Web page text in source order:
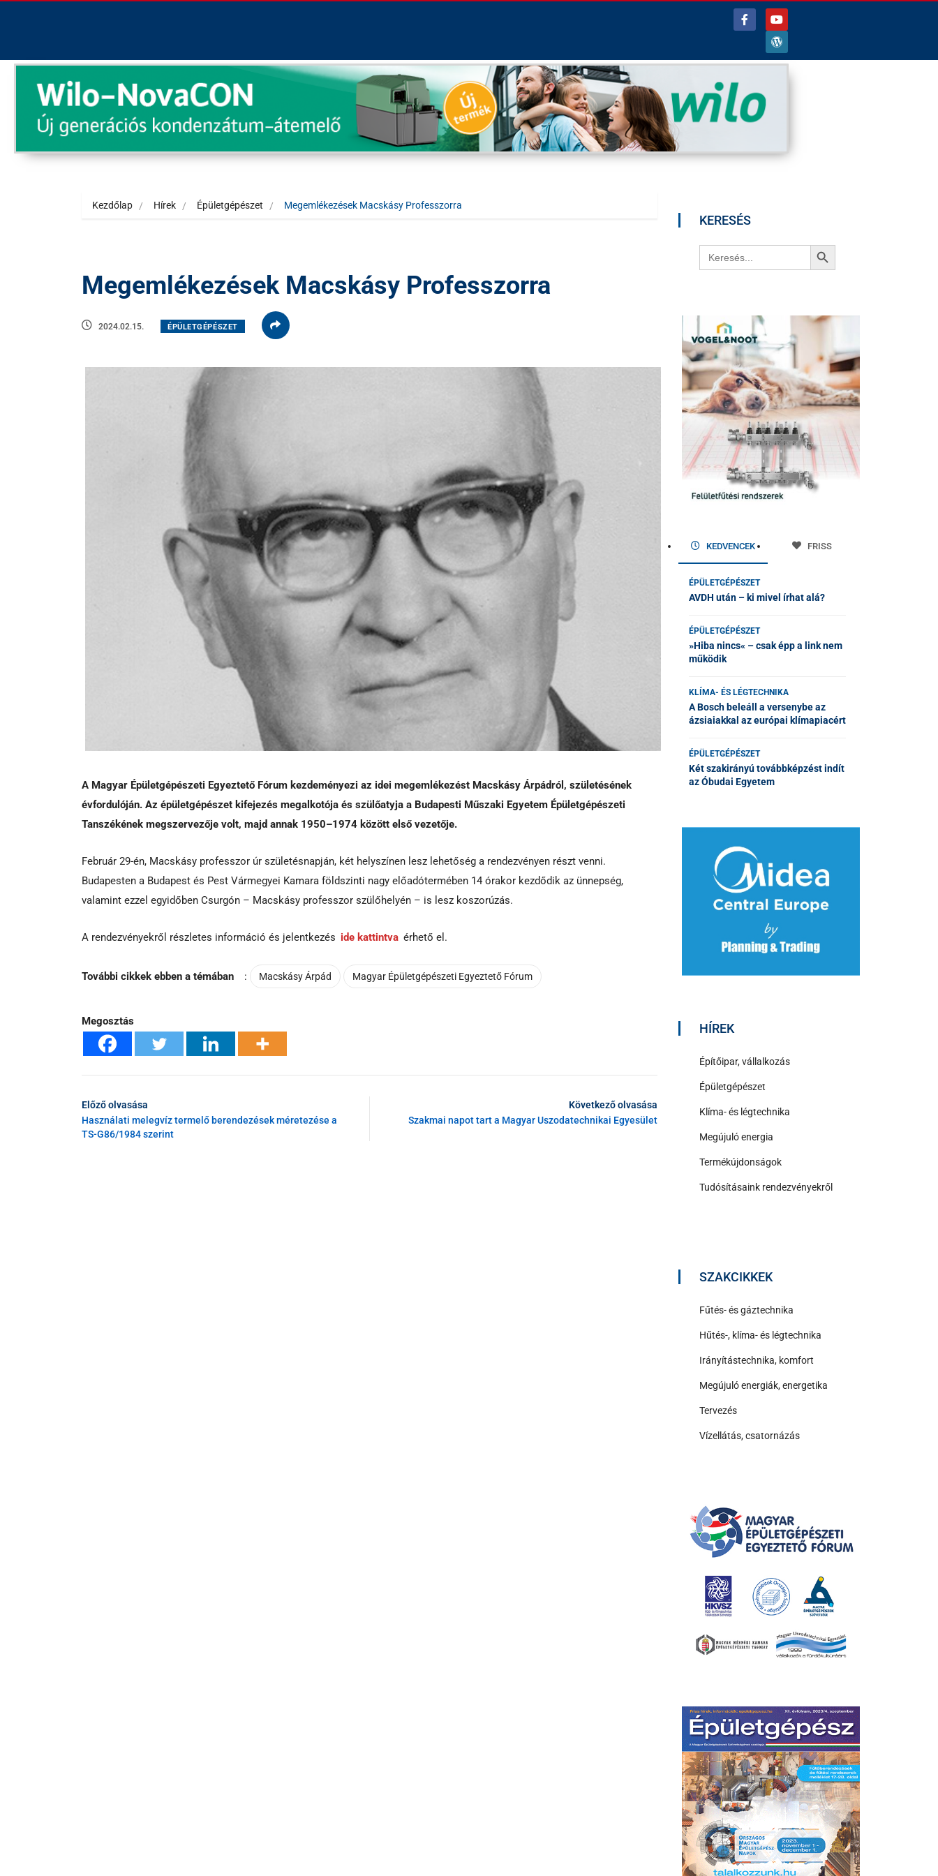
Kezdőlap Hírek Épületgépészet Megemlékezések Macskásy Professzorra
Megemlékezések Macskásy Professzorra
2024.02.15. ÉPÜLETGÉPÉSZET
A Magyar Épületgépészeti Egyeztető Fórum kezdeményezi az idei megemlékezést Macskásy Árpádról, születésének
évfordulóján. Az épületgépészet kifejezés megalkotója és szülőatyja a Budapesti Műszaki Egyetem Épületgépészeti
Tanszékének megszervezője volt, majd annak 1950–1974 között első vezetője.
Február 29-én, Macskásy professzor úr születésnapján, két helyszínen lesz lehetőség a rendezvényen részt venni.
Budapesten a Budapest és Pest Vármegyei Kamara földszinti nagy előadótermében 14 órakor kezdődik az ünnepség,
valamint ezzel egyidőben Csurgón – Macskásy professzor szülőhelyén – is lesz koszorúzás.
A rendezvényekről részletes információ és jelentkezés ide kattintva érhető el.
További cikkek ebben a témában : Macskásy Árpád Magyar Épületgépészeti Egyeztető Fórum
Megosztás
Előző olvasása
Használati melegvíz termelő berendezések méretezése a
TS-G86/1984 szerint
Következő olvasása
Szakmai napot tart a Magyar Uszodatechnikai Egyesület
KERESÉS
Search
for:
Search Button
KEDVENCEK FRISS
ÉPÜLETGÉPÉSZET
AVDH után – ki mivel írhat alá?
ÉPÜLETGÉPÉSZET
»Hiba nincs« – csak épp a link nem
működik
KLÍMA- ÉS LÉGTECHNIKA
A Bosch beleáll a versenybe az
ázsiaiakkal az európai klímapiacért
ÉPÜLETGÉPÉSZET
Két szakirányú továbbképzést indít
az Óbudai Egyetem
HÍREK
Építőipar, vállalkozás
Épületgépészet
Klíma- és légtechnika
Megújuló energia
Termékújdonságok
Tudósításaink rendezvényekről
SZAKCIKKEK
Fűtés- és gáztechnika
Hűtés-, klíma- és légtechnika
Irányítástechnika, komfort
Megújuló energiák, energetika
Tervezés
Vízellátás, csatornázás